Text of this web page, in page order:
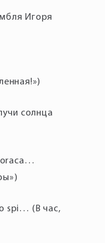
Игоря
солнца
spi… (В час,